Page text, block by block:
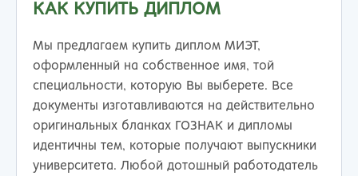
КАК КУПИТЬ ДИПЛОМ
Мы предлагаем купить диплом МИЭТ,
оформленный на собственное имя, той
специальности, которую Вы выберете. Все
документы изготавливаются на действительно
оригинальных бланках ГОЗНАК и дипломы
идентичны тем, которые получают выпускники
университета. Любой дотошный работодатель